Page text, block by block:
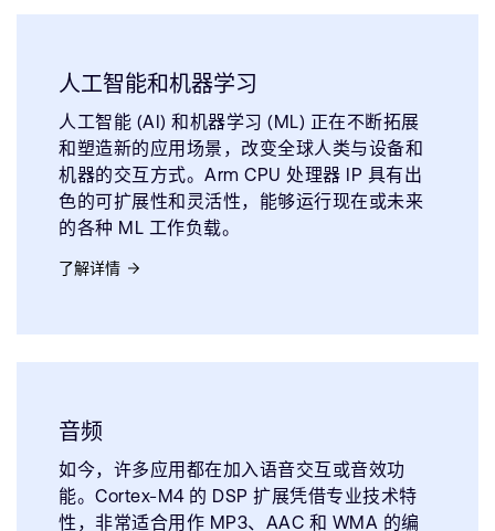
人工智能和机器学习
人工智能 (AI) 和机器学习 (ML) 正在不断拓展
和塑造新的应用场景，改变全球人类与设备和
机器的交互方式。Arm CPU 处理器 IP 具有出
色的可扩展性和灵活性，能够运行现在或未来
的各种 ML 工作负载。
了解详情
音频
如今，许多应用都在加入语音交互或音效功
能。Cortex-M4 的 DSP 扩展凭借专业技术特
性，非常适合用作 MP3、AAC 和 WMA 的编